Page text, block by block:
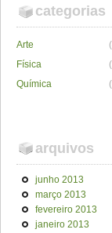
categorias
Arte
Física
Química
arquivos
junho 2013
março 2013
fevereiro 2013
janeiro 2013